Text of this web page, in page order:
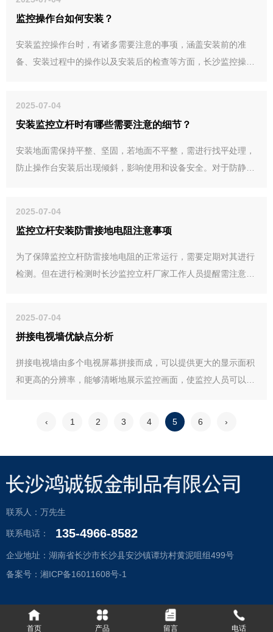
监控操作台如何安装？
安装监控操作台时，有诸多需要注意的事项，涵盖安装前的准
备、安装过程中的操作以及安装后的检查等方面，长沙监控操作
2025-07-04
安装监控立杆时有哪些需要注意的细节？
安装地面需保持平整、坚固，若地面不平整，需进行找平处理，
防止操作台安装后出现倾斜，影响使用和设备安全。对于防静电
2025-07-04
监控立杆安装防雷接地电阻注意事项
为了保障监控立杆防雷接地电阻的正常运行，需要定期对其进行
检测。但在进行检测时长沙监控立杆厂家工作人员提醒需注意以
2025-07-04
拼接电视墙优缺点分析
拼接电视墙由多个电视屏幕拼接而成，可以提供更大的显示面积
和更高的分辨率，能够清晰地展示监控画面，使监控人员可以更
‹ 1 2 3 4 5 6 ›
联系人：万先生
联系电话： 135-4966-8582
企业地址：湖南省长沙市长沙县安沙镇谭坊村黄泥咀组499号
备案号：湘ICP备16011608号-1
首页 产品 留言 电话